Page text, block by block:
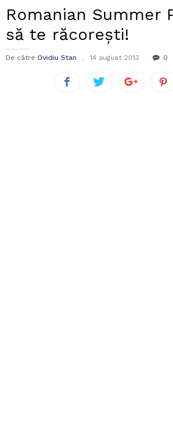
Romanian Summer
să te răcorești!
De către Ovidiu Stan 14 august 2013 0